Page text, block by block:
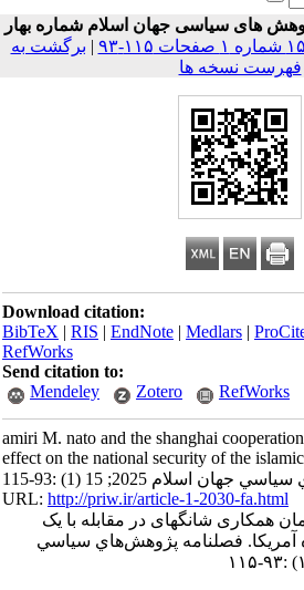
۱ - ( پژوهش های سیاسی جهان اسلام شماره بهار
|برگشت به
فهرست نسخه ها
Download citation:
BibTeX|RIS|EndNote|Medlars|
RefWorks
Send citation to:
Mendeley
Zotero RefWorks
amiri M. nato and the shanghai
effect on the national security of the
اسلام 2025; 15 (1) :93-115
URL:http://priw.ir/article-1-2030-fa.html
همکاری شانگهای در مقابله با یک
آمریکا. فصلنامه پژوهش‌هاي سياسي